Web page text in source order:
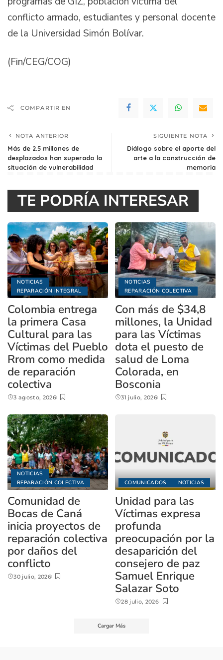
conflicto armado, estudiantes y personal docente
de la Universidad Simón Bolívar.
(Fin/CEG/COG)
COMPARTIR EN
NOTA ANTERIOR
Más de 2.5 millones de
desplazados han superado la
situación de vulnerabilidad
SIGUIENTE NOTA
Diálogo sobre el aporte del
arte a la construcción de
memoria
TE PODRÍA INTERESAR
NOTICIAS
REPARACIÓN INTEGRAL
Colombia entrega
la primera Casa
Cultural para las
Víctimas del Pueblo
Rrom como medida
de reparación
colectiva
3 agosto, 2026
NOTICIAS
REPARACIÓN COLECTIVA
Con más de $34,8
millones, la Unidad
para las Víctimas
dota el puesto de
salud de Loma
Colorada, en
Bosconia
31 julio, 2026
NOTICIAS
REPARACIÓN COLECTIVA
Comunidad de
Bocas de Caná
inicia proyectos de
reparación colectiva
por daños del
conflicto
30 julio, 2026
COMUNICADOS NOTICIAS
Unidad para las
Víctimas expresa
profunda
preocupación por la
desaparición del
consejero de paz
Samuel Enrique
Salazar Soto
28 julio, 2026
Cargar Más